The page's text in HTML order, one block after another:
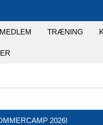
TRÆNING
2026!